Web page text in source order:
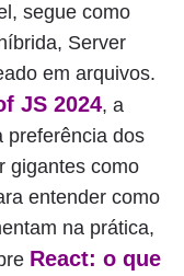
segue como
Server
em arquivos.
JS 2024, a
preferência dos
gigantes como
entender como
na prática,
React: o que